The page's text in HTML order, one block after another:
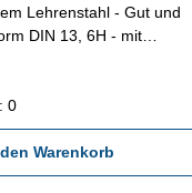
Lehrenstahl - Gut und
DIN 13, 6H - mit
0
Warenkorb